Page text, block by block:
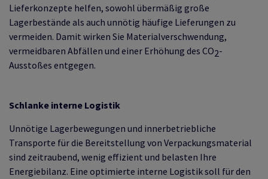
Lieferkonzepte helfen, sowohl übermäßig große
Lagerbestände als auch unnötig häufige Lieferungen zu
vermeiden. Damit wirken Sie Materialverschwendung,
vermeidbaren Abfällen und einer Erhöhung des CO2-
Ausstoßes entgegen.
Schlanke interne Logistik
Unnötige Lagerbewegungen und innerbetriebliche
Transporte für die Bereitstellung von Verpackungsmaterial
sind zeitraubend, wenig effizient und belasten Ihre
Energiebilanz. Eine optimierte interne Logistik soll für den